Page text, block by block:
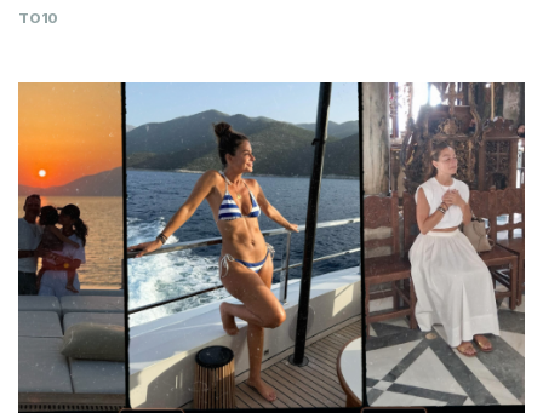
TO10